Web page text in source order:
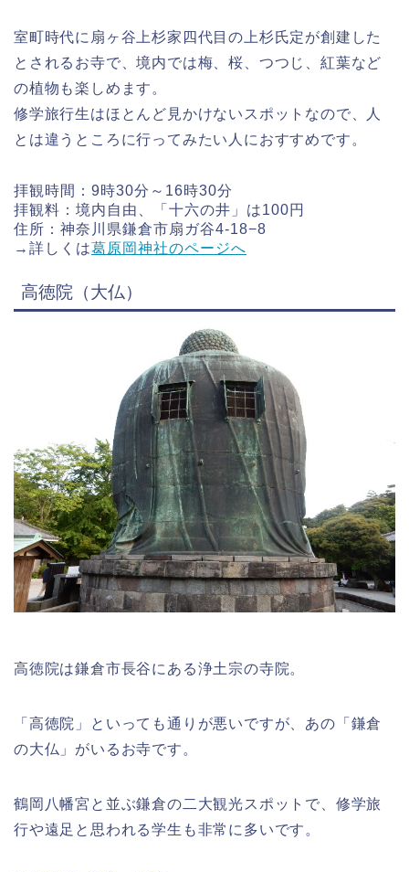
室町時代に扇ヶ谷上杉家四代目の上杉氏定が創建した
とされるお寺で、境内では梅、桜、つつじ、紅葉など
の植物も楽しめます。
修学旅行生はほとんど見かけないスポットなので、人
とは違うところに行ってみたい人におすすめです。
拝観時間：9時30分～16時30分
拝観料：境内自由、「十六の井」は100円
住所：神奈川県鎌倉市扇ガ谷4-18−8
→詳しくは葛原岡神社のページへ
高徳院（大仏）
高徳院は鎌倉市長谷にある浄土宗の寺院。
「高徳院」といっても通りが悪いですが、あの「鎌倉
の大仏」がいるお寺です。
鶴岡八幡宮と並ぶ鎌倉の二大観光スポットで、修学旅
行や遠足と思われる学生も非常に多いです。